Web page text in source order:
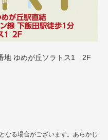
地 ゆめが丘ソラトス1 2F
なる場合がございます。あらかじ